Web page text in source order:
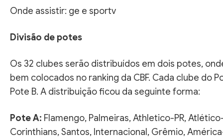
Onde assistir: ge e sportv
Divisão de potes
Os 32 clubes serão distribuídos em dois potes,
bem colocados no ranking da CBF. Cada clube do
Pote B. A distribuição ficou da seguinte forma:
Pote A: Flamengo, Palmeiras, Athletico-PR,
Corinthians, Santos, Internacional, Grêmio,